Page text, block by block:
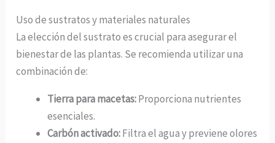
Uso de sustratos y materiales naturales
La elección del sustrato es crucial para asegurar el
bienestar de las plantas. Se recomienda utilizar una
combinación de:
Tierra para macetas:Proporciona nutrientes
esenciales.
Carbón activado:Filtra el agua y previene olores